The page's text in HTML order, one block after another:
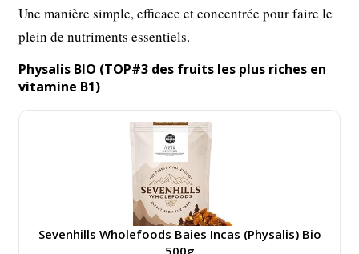
Une manière simple, efficace et concentrée pour faire le
plein de nutriments essentiels.
Physalis BIO (TOP#3 des fruits les plus riches en
vitamine B1)
Sevenhills Wholefoods Baies Incas (Physalis) Bio
500g